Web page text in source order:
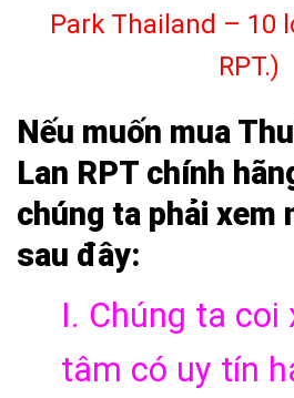
Park Thailand – 10
RPT.)
Nếu muốn mua
Lan RPT chính
chúng ta phải xem
sau đây:
I. Chúng ta coi
tâm có uy tín